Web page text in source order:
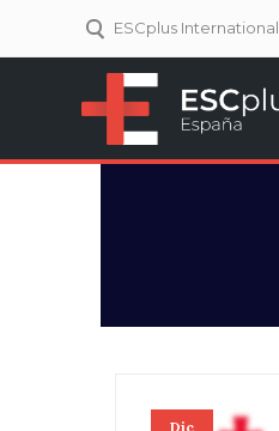
ESCplus International
Dic